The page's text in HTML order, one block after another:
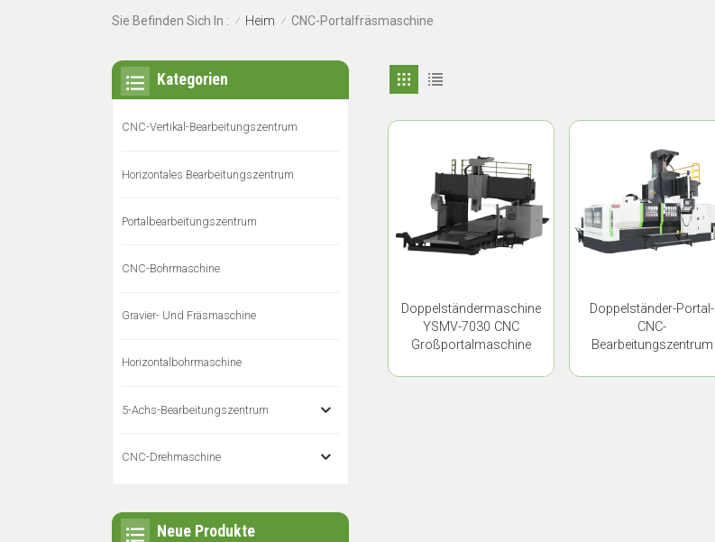
Sie Befinden Sich In : / Heim / CNC-Portalfräsmaschine
Doppelständermaschine
YSMV-7030 CNC
Großportalmaschine
Doppelständer-Portal-
CNC-
Bearbeitungszentrum
Kategorien
CNC-Vertikal-Bearbeitungszentrum
Horizontales Bearbeitungszentrum
Portalbearbeitungszentrum
CNC-Bohrmaschine
Gravier- Und Fräsmaschine
Horizontalbohrmaschine
5-Achs-Bearbeitungszentrum
CNC-Drehmaschine
Neue Produkte